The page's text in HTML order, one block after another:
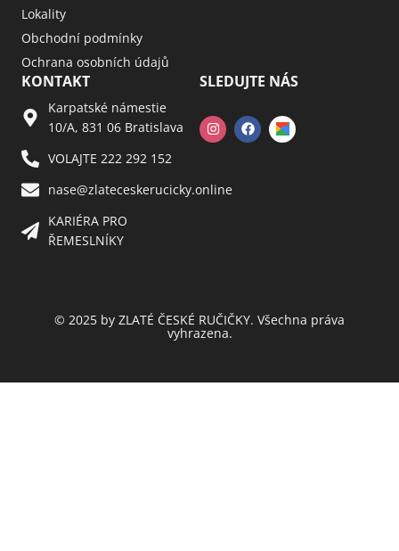
Lokality
Obchodní podmínky
Ochrana osobních údajů
KONTAKT
Karpatské námestie
10/A, 831 06 Bratislava
VOLAJTE 222 292 152
nase@zlateceskerucicky.online
KARIÉRA PRO
ŘEMESLNÍKY
SLEDUJTE NÁS
© 2025 by ZLATÉ ČESKÉ RUČIČKY. Všechna práva
vyhrazena.